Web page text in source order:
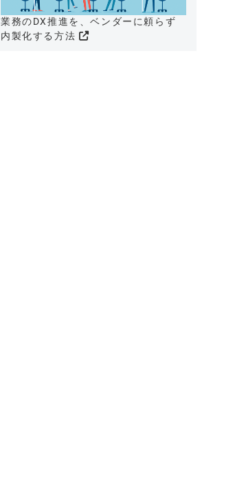
業務のDX推進を、ベンダーに頼らず
内製化する方法